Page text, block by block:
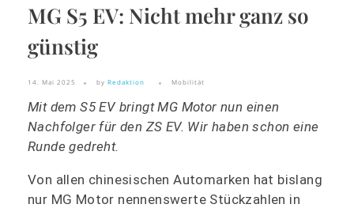
MG S5 EV: Nicht mehr ganz so
günstig
14. Mai 2025 by Redaktion Mobilität
Mit dem S5 EV bringt MG Motor nun einen
Nachfolger für den ZS EV. Wir haben schon eine
Runde gedreht.
Von allen chinesischen Automarken hat bislang
nur MG Motor nennenswerte Stückzahlen in